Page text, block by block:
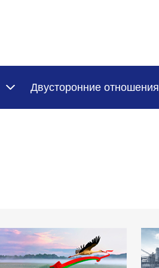
Двусторонние отношения